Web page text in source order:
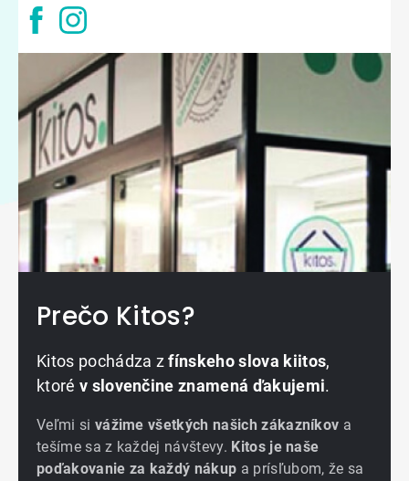
Prečo Kitos?
Kitos pochádza zfínskeho slova kiitos,
ktoré v slovenčine znamená ďakujemi.
Veľmi si vážime všetkých našich zákazníkov a
tešíme sa z každej návštevy. Kitos je naše
poďakovanie za každý nákup a prísľubom, že sa